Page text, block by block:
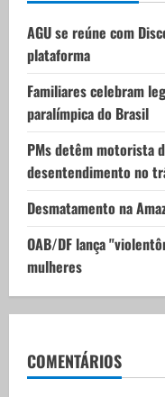
AGU se reúne com
plataforma
Familiares celebram
paralímpica do Brasil
PMs detêm motorista
desentendimento no
Desmatamento na
OAB/DF lança
mulheres
COMENTÁRIOS